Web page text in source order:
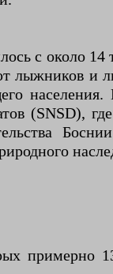
с около 14
лыжников
(SNSD),
примерно